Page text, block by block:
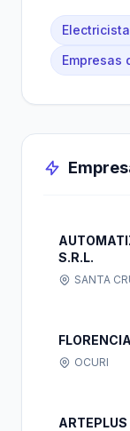
Empresas
S.R.L.
SANTA
OCURI